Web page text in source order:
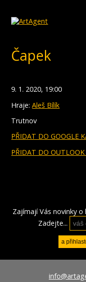
Čapek
9. 1. 2020, 19:00
Hraje:Aleš Bílík
Trutnov
PŘIDAT DO GOOGLE
PŘIDAT DO OUTLOOK
Zajímají Vás novinky o
Zadejte...